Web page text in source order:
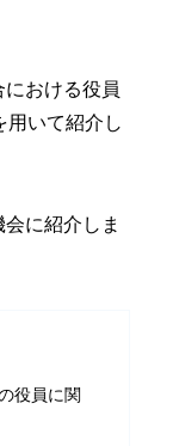
おける役員
用いて紹介し
に紹介しま
役員に関